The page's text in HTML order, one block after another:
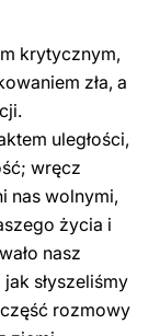
krytycznym,
zła, a
uległości,
wręcz
nas wolnymi,
życia i
nasz
słyszeliśmy
rozmowy